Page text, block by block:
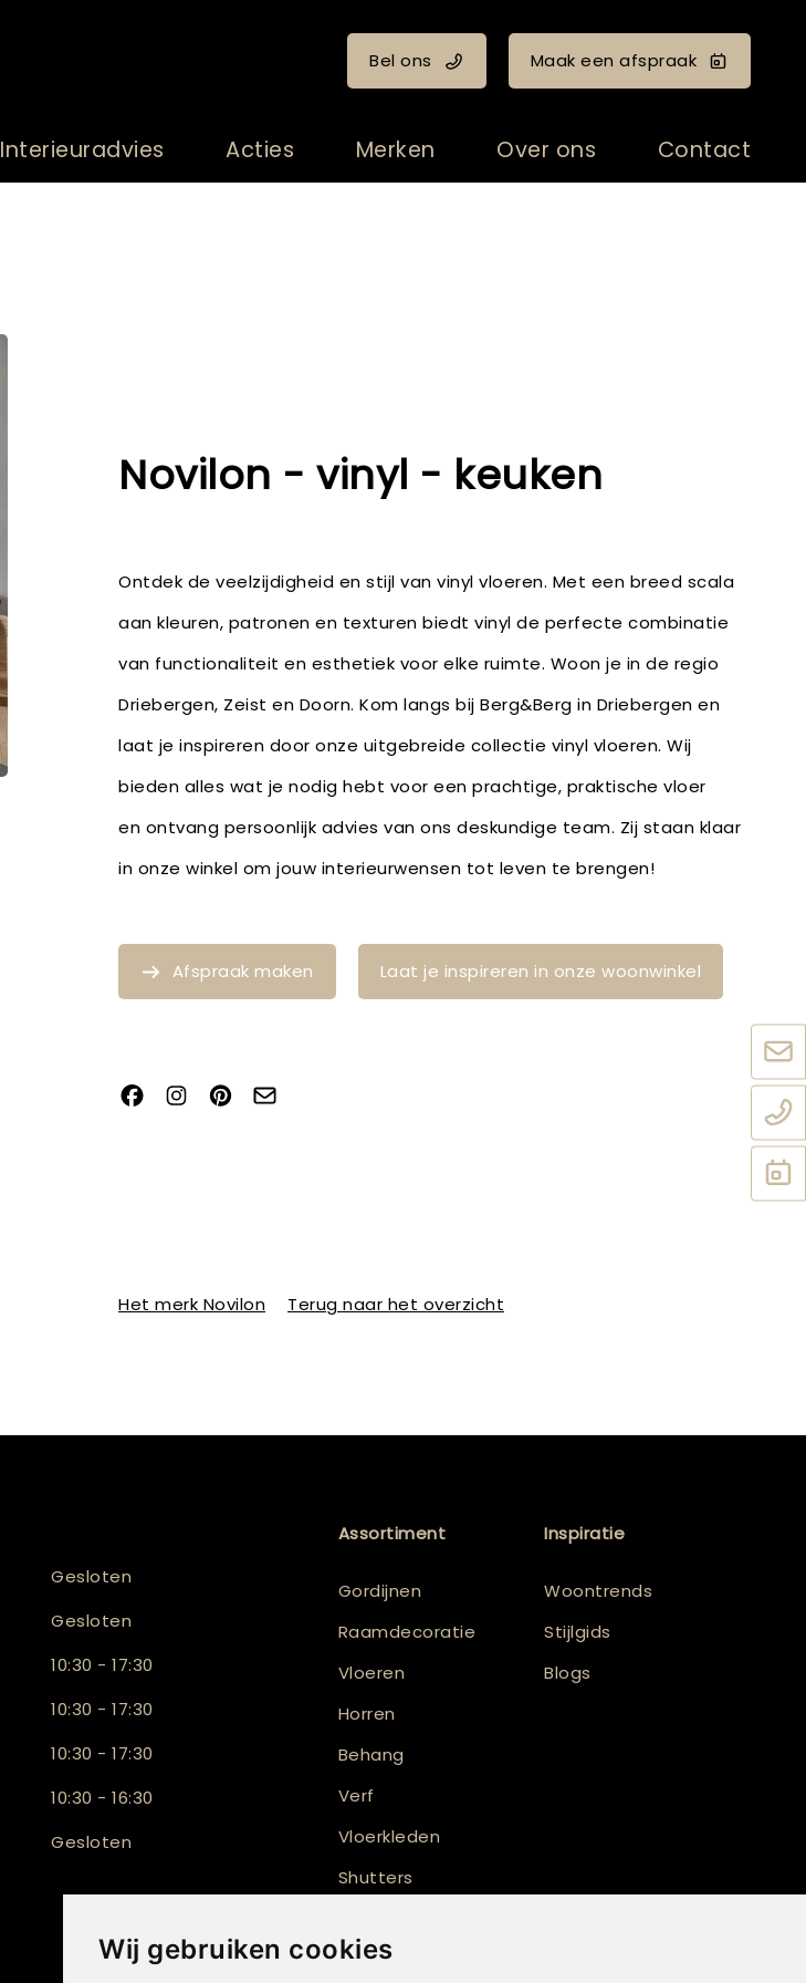
Wij gebruiken cookies
Bel ons Maak een afspraak
Interieuradvies Acties Merken Over ons Contact
Novilon - vinyl - keuken
Ontdek de veelzijdigheid en stijl van vinyl vloeren. Met een breed scala
aan kleuren, patronen en texturen biedt vinyl de perfecte combinatie
van functionaliteit en esthetiek voor elke ruimte. Woon je in de regio
Driebergen, Zeist en Doorn. Kom langs bij Berg&Berg in Driebergen en
laat je inspireren door onze uitgebreide collectie vinyl vloeren. Wij
bieden alles wat je nodig hebt voor een prachtige, praktische vloer
en ontvang persoonlijk advies van ons deskundige team. Zij staan klaar
in onze winkel om jouw interieurwensen tot leven te brengen!
Afspraak maken Laat je inspireren in onze woonwinkel
Het merk Novilon Terug naar het overzicht
Gesloten
Gesloten
10:30 - 17:30
10:30 - 17:30
10:30 - 17:30
10:30 - 16:30
Gesloten
Assortiment
Gordijnen
Raamdecoratie
Vloeren
Horren
Behang
Verf
Vloerkleden
Shutters
Inspiratie
Woontrends
Stijlgids
Blogs